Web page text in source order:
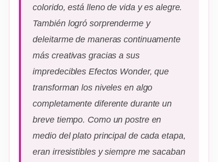
colorido, está lleno de vida y es alegre.
También logró sorprenderme y
deleitarme de maneras continuamente
más creativas gracias a sus
impredecibles Efectos Wonder, que
transforman los niveles en algo
completamente diferente durante un
breve tiempo. Como un postre en
medio del plato principal de cada etapa,
eran irresistibles y siempre me sacaban